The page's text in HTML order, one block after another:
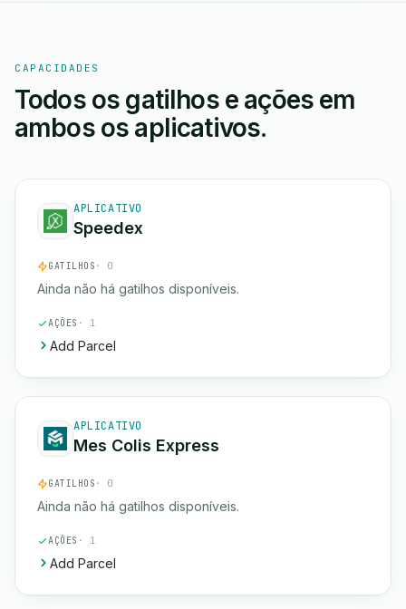
CAPACIDADES
Todos os gatilhos e ações em
ambos os aplicativos.
APLICATIVO
Speedex
GATILHOS · 0
Ainda não há gatilhos disponíveis.
AÇÕES · 1
Add Parcel
APLICATIVO
Mes Colis Express
GATILHOS · 0
Ainda não há gatilhos disponíveis.
AÇÕES · 1
Add Parcel